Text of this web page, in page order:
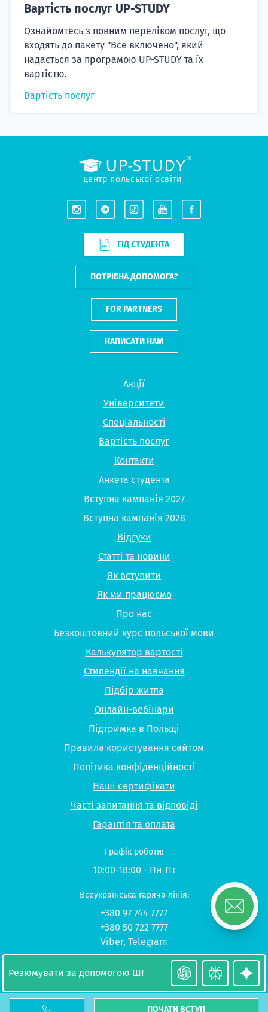
ПОЧАТИ ВСТУП
Вартість послуг UP-STUDY
Ознайомтесь з повним переліком послуг, що
входять до пакету "Все включено", який
надається за програмою UP-STUDY та їх
вартістю.
Вартість послуг
Акції
Університети
Спеціальності
Вартість послуг
Контакти
Анкета студента
Вступна кампанія 2027
Вступна кампанія 2028
Відгуки
Статті та новини
Як вступити
Як ми працюємо
Про нас
Безкоштовний курс польської мови
Калькулятор вартості
Стипендії на навчання
Підбір житла
Онлайн-вебінари
Підтримка в Польщі
Правила користування сайтом
Політика конфіденційності
Наші сертифікати
Часті запитання та відповіді
Гарантія та оплата
центр польської освіти
ГІД СТУДЕНТА
ПОТРІБНА ДОПОМОГА?
FOR PARTNERS
НАПИСАТИ НАМ
© 2026 UP-STUDY «Навчання в Польщі»
Графік роботи:
10:00-18:00 - Пн-Пт
Всеукраїнська гаряча лінія:
+380 97 744 7777
+380 50 722 7777
Viber, Telegram
Резюмувати за допомогою ШІ